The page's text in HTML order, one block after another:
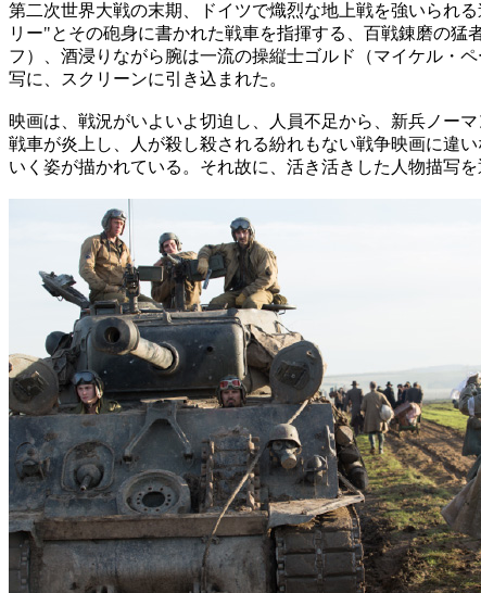
第二次世界大戦の末期、ドイツで熾烈な地上戦を強いられ
リー"とその砲身に書かれた戦車を指揮する、百戦錬磨の
フ）、酒浸りながら腕は一流の操縦士ゴルド（マイケル・
写に、スクリーンに引き込まれた。
映画は、戦況がいよいよ切迫し、人員不足から、新兵ノー
戦車が炎上し、人が殺し殺される紛れもない戦争映画に違
いく姿が描かれている。それ故に、活き活きした人物描写